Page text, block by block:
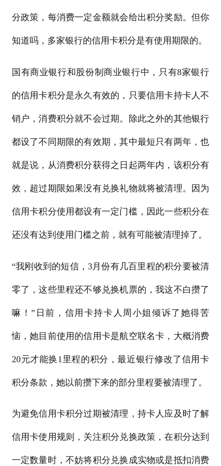
分政策，每消费一定金额就会给出积分奖励。但你
知道吗，多家银行的信用卡积分是有使用期限的。
国有商业银行和股份制商业银行中，只有8家银行
的信用卡积分是永久有效的，只要信用卡持卡人不
销户，消费积分就不会过期。除此之外的其他银行
都设了不同期限的有效期，其中最短只有两年，也
就是说，从消费积分获得之日起两年内，该积分有
效，超过期限如果没有兑换礼物就将被清理。因为
信用卡积分使用都设有一定门槛，因此一些积分在
还没有达到使用门槛之前，就有可能被清理掉了。
“我刚收到的短信，3月份有几百里程的积分要被清
零了，这些里程还不够兑换机票的，我这不白攒了
嘛！”日前，信用卡持卡人周小姐倾诉了她得苦
恼，她目前使用的信用卡是航空联名卡，大概消费
20元才能换1里程的积分，最近银行修改了信用卡
积分条款，她以前攒下来的部分里程要被清理了。
为避免信用卡积分过期被清理，持卡人应及时了解
信用卡使用规则，关注积分兑换政策，在积分达到
一定数量时，不妨将积分兑换成实物或是抵扣消费